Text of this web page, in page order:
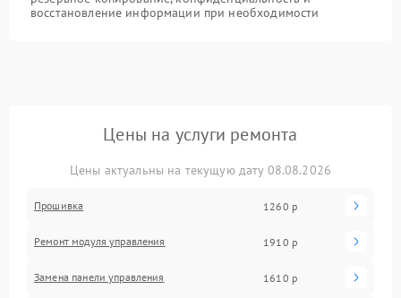
восстановление информации при необходимости
Цены на услуги ремонта
Цены актуальны на текущую дату 08.08.2026
Прошивка 1260 р
Ремонт модуля управления 1910 р
Замена панели управления 1610 р